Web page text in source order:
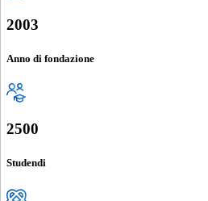
2003
Anno di fondazione
2500
Studendi